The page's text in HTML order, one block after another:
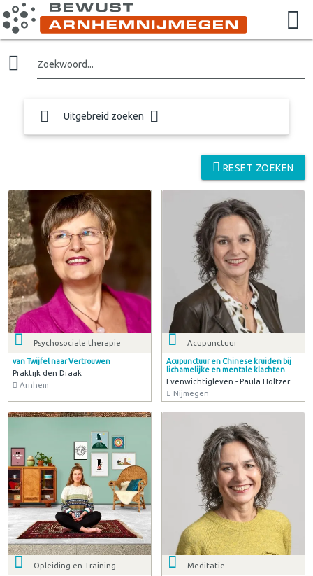
Zoekwoord...
Uitgebreid zoeken
RESET ZOEKEN
Psychosociale therapie
van Twijfel naar Vertrouwen
Praktijk den Draak
Arnhem
Acupunctuur
Acupunctuur en Chinese kruiden bij
lichamelijke en mentale klachten
Evenwichtigleven - Paula Holtzer
Nijmegen
Opleiding en Training Meditatie